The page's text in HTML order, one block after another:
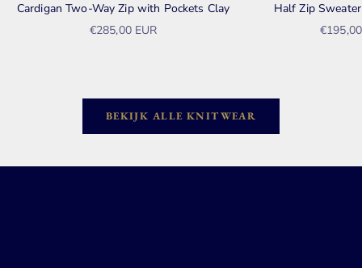
Cardigan Two-Way Zip with Pockets Clay
Aanbiedingsprijs
€285,00 EUR
Half Zip
BEKIJK ALLE KNITWEAR